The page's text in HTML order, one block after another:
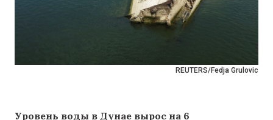
REUTERS/Fedja Grulovic
Уровень воды в Дунае вырос на 6